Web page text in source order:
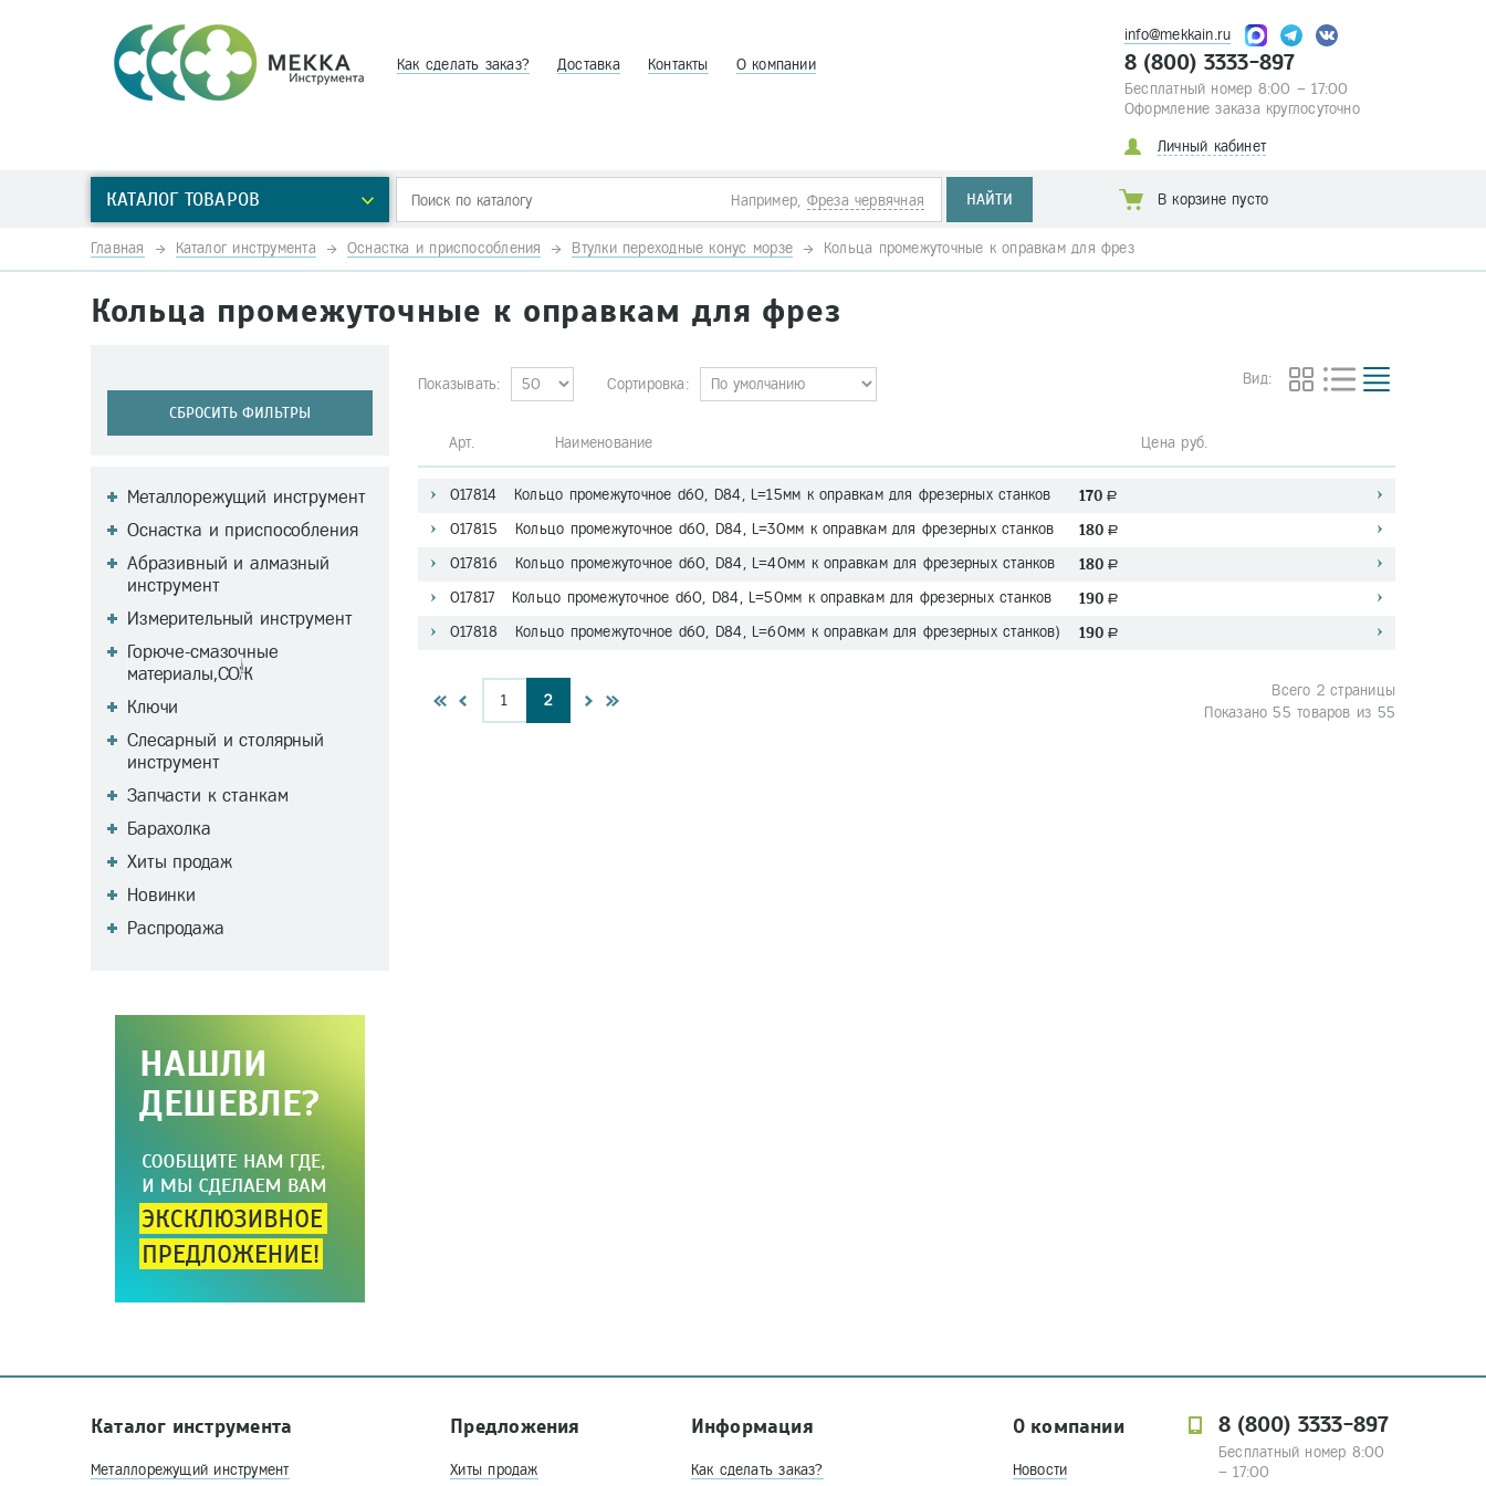
Как сделать заказ? Доставка Контакты О компании
info@mekkain.ru
8 (800) 3333-897
Бесплатный номер 8:00 – 17:00
Оформление заказа круглосуточно
Личный кабинет
КАТАЛОГ ТОВАРОВ Например, Фреза червячная НАЙТИ В корзине пусто
Главная Каталог инструмента Оснастка и приспособления Втулки переходные конус морзе Кольца промежуточные к оправкам для фрез
Кольца промежуточные к оправкам для фрез
СБРОСИТЬ ФИЛЬТРЫ
Металлорежущий инструмент
Оснастка и приспособления
Абразивный и алмазный
инструмент
Измерительный инструмент
Горюче-смазочные
материалы,СОЖ
Ключи
Слесарный и столярный
инструмент
Запчасти к станкам
Барахолка
Хиты продаж
Новинки
Распродажа
Показывать: Сортировка: Вид:
Арт. Наименование Цена руб.
017814 Кольцо промежуточное d60, D84, L=15мм к оправкам для фрезерных станков 170 a
017815 Кольцо промежуточное d60, D84, L=30мм к оправкам для фрезерных станков 180 a
017816 Кольцо промежуточное d60, D84, L=40мм к оправкам для фрезерных станков 180 a
017817 Кольцо промежуточное d60, D84, L=50мм к оправкам для фрезерных станков 190 a
017818 Кольцо промежуточное d60, D84, L=60мм к оправкам для фрезерных станков) 190 a
1 2
Всего 2 страницы
Показано 55 товаров из 55
Каталог инструмента
Металлорежущий инструмент
Предложения
Хиты продаж
Информация
Как сделать заказ?
О компании
Новости
8 (800) 3333-897
Бесплатный номер 8:00
– 17:00